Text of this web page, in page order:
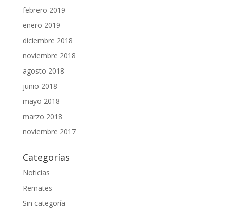
febrero 2019
enero 2019
diciembre 2018
noviembre 2018
agosto 2018
junio 2018
mayo 2018
marzo 2018
noviembre 2017
Categorías
Noticias
Remates
Sin categoría